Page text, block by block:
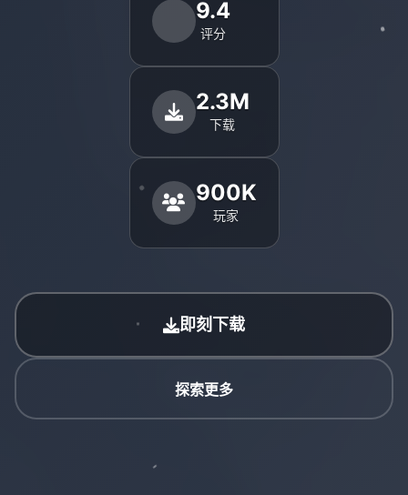
9.4
评分
2.3M
下载
900K
玩家
即刻下载
探索更多